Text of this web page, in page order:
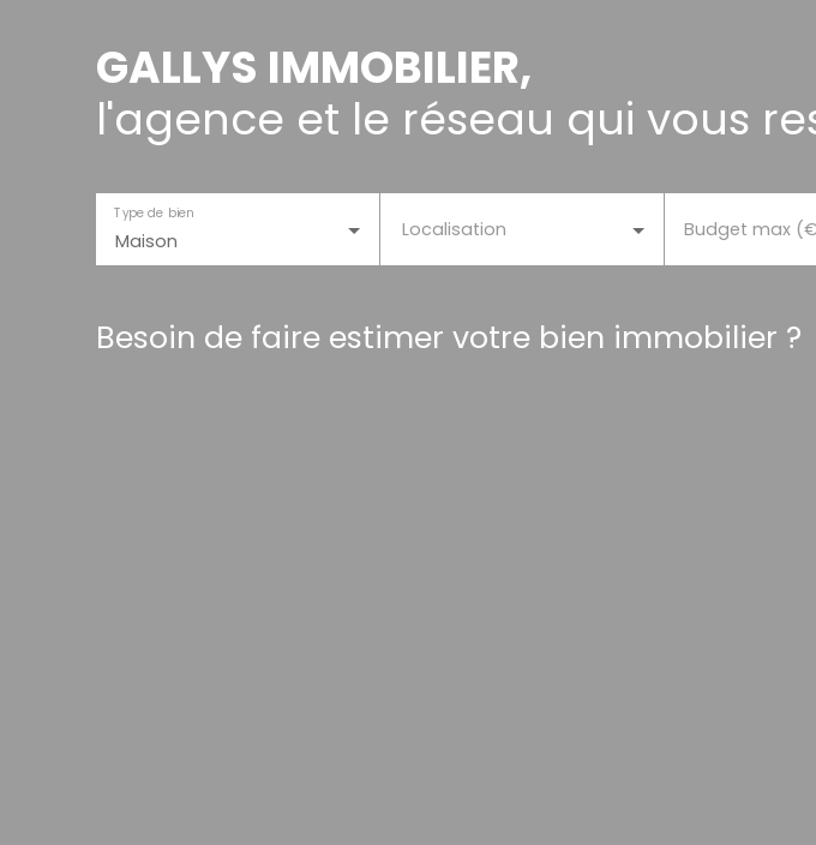
GALLYS IMMOBILIER,
l'agence et le réseau qui vous
Maison
Type de bien
Localisation Budget max
Besoin de faire estimer votre bien immobilier ?